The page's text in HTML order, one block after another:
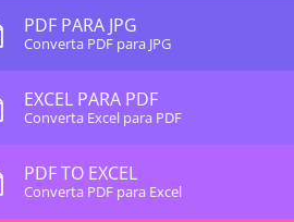
PDF PARA JPG
Converta PDF para JPG
EXCEL PARA PDF
Converta Excel para PDF
PDF TO EXCEL
Converta PDF para Excel